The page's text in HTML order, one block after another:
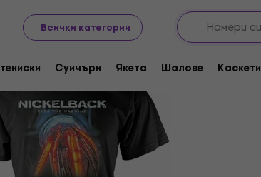
Всички категории
тениски Суичъри Якета Шалове Каскети
тениски